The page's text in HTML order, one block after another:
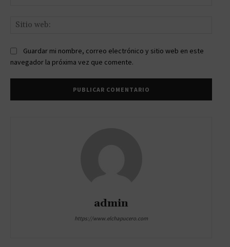
Guardar mi nombre, correo electrónico y sitio web en este
navegador la próxima vez que comente.
admin
https://www.elchapucero.com